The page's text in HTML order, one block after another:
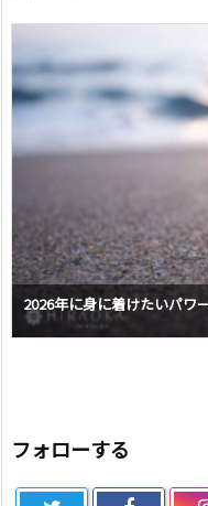
2026年に身に着けたいパワ
フォローする